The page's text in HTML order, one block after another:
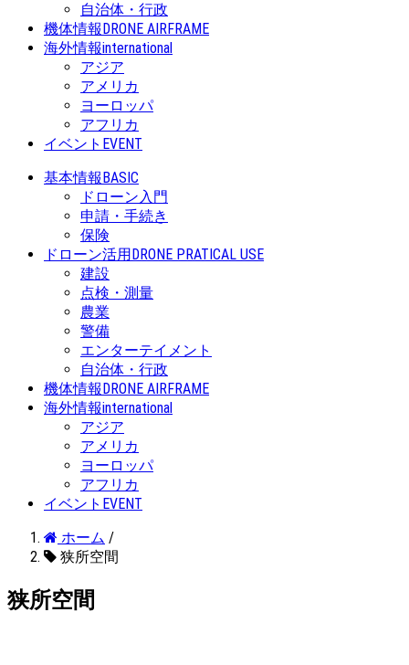
自治体・行政
機体情報DRONE AIRFRAME
海外情報international
アジア
アメリカ
ヨーロッパ
アフリカ
イベント EVENT
基本情報BASIC
ドローン入門
申請・手続き
保険
ドローン活用DRONE PRATICAL USE
建設
点検・測量
農業
警備
エンターテイメント
自治体・行政
機体情報DRONE AIRFRAME
海外情報international
アジア
アメリカ
ヨーロッパ
アフリカ
イベント EVENT
ホーム /
狭所空間
狭所空間